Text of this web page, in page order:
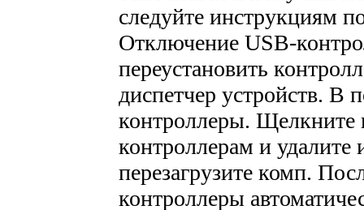
следуйте инструкциям
Отключение USB-
переустановить
диспетчер устройств. В
контроллеры.
контроллерам и удалите
перезагрузите комп.
контроллеры